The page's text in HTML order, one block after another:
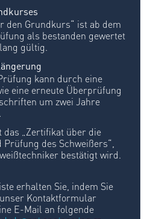
den Grundkurs“ ist ab dem
als bestanden gewertet
gültig.
kann durch eine
eine erneute Überprüfung
um zwei Jahre
das „Zertifikat über die
des Schweißers“,
bestätigt wird.
erhalten Sie, indem Sie
Kontaktformular
E-Mail an folgende